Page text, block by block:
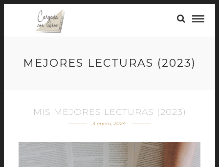
MEJORES LECTURAS (2023)
MIS MEJORES LECTURAS (2023)
3 enero, 2024